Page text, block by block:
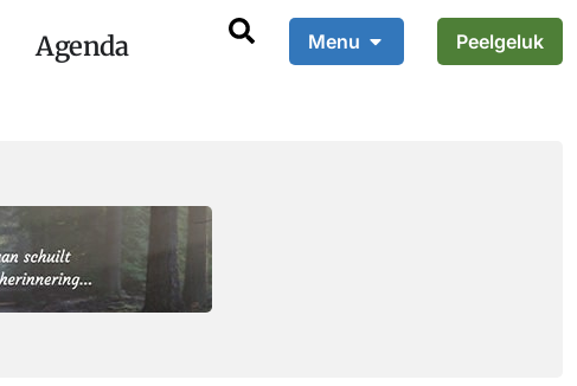
Agenda Menu Peelgeluk